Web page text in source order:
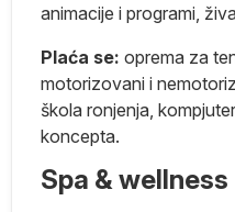
animacije i programi,
Plaća se: oprema za
motorizovani i
škola ronjenja,
koncepta.
Spa & wellness